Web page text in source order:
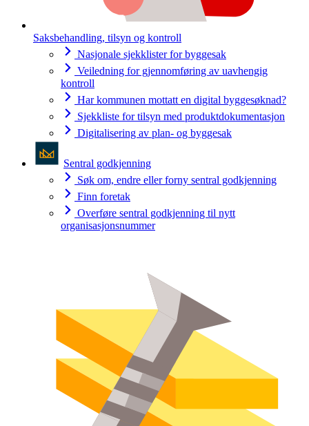
Saksbehandling, tilsyn og kontroll
Nasjonale sjekklister for byggesak
Veiledning for gjennomføring av uavhengig
kontroll
Har kommunen mottatt en digital byggesøknad?
Sjekkliste for tilsyn med produktdokumentasjon
Digitalisering av plan- og byggesak
Sentral godkjenning
Søk om, endre eller forny sentral godkjenning
Finn foretak
Overføre sentral godkjenning til nytt
organisasjonsnummer